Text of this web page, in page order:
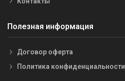
Полезная информация
Договор оферта
Политика конфиденциальности